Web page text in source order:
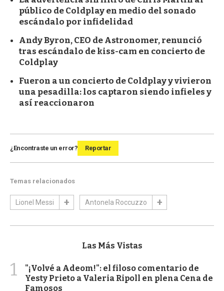
público de Coldplay en medio del sonado
escándalo por infidelidad
Andy Byron, CEO de Astronomer, renunció
tras escándalo de kiss-cam en concierto de
Coldplay
Fueron a un concierto de Coldplay y vivieron
una pesadilla: los captaron siendo infieles y
así reaccionaron
¿Encontraste un error? Reportar
Temas relacionados
Lionel Messi Antonela Roccuzzo
Las Más Vistas
1
"¡Volvé a Adeom!": el filoso comentario de
Yesty Prieto a Valeria Ripoll en plena Cena de
Famosos